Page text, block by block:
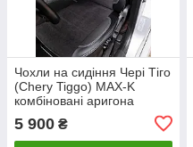
Чохли на сидіння Чері Тіго
(Chery Tiggo) MAX-K
комбіновані аригона
5 900 ₴